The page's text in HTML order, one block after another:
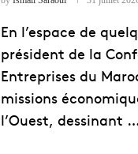
En l’espace de
président de la
Entreprises du
missions
l’Ouest, dessinant …